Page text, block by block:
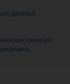
данных
изоляция.